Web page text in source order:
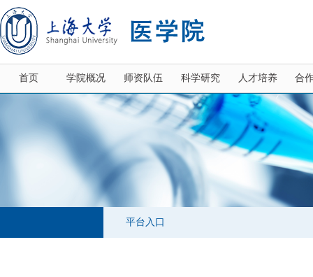
首页 学院概况 师资队伍 科学研究 人才培养 合
平台入口